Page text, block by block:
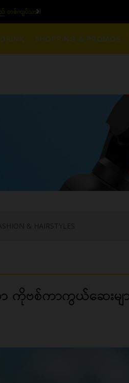
(၁၆ ပဲရည် တစ်ကျပ်သား)
SHOPPING & PROMOS
& HAIRSTYLES
ကိုဗစ်ကာကွယ်ဆေးမျ